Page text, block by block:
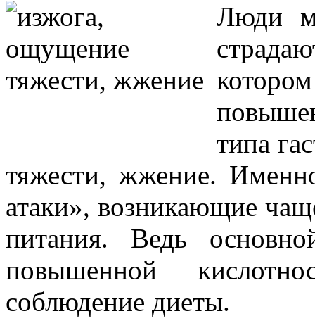
Люди
типа
тяжести, жжение.
атаки», возникающие
питания. Ведь
повышенной
соблюдение диеты.